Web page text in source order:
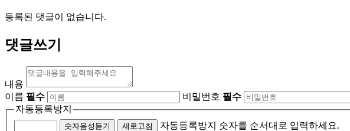
등록된 댓글이 없습니다.
댓글쓰기
내용
이름 필수 비밀번호 필수
자동등록방지
숫자음성듣기 새로고침 자동등록방지 숫자를 순서대로 입력하세요.